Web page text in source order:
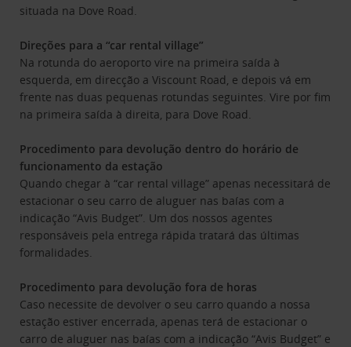
situada na Dove Road.
Direções para a “car rental village”
Na rotunda do aeroporto vire na primeira saída à
esquerda, em direcção a Viscount Road, e depois vá em
frente nas duas pequenas rotundas seguintes. Vire por fim
na primeira saída à direita, para Dove Road.
Procedimento para devolução dentro do horário de
funcionamento da estação
Quando chegar à “car rental village” apenas necessitará de
estacionar o seu carro de aluguer nas baías com a
indicação “Avis Budget”. Um dos nossos agentes
responsáveis pela entrega rápida tratará das últimas
formalidades.
Procedimento para devolução fora de horas
Caso necessite de devolver o seu carro quando a nossa
estação estiver encerrada, apenas terá de estacionar o
carro de aluguer nas baías com a indicação “Avis Budget” e